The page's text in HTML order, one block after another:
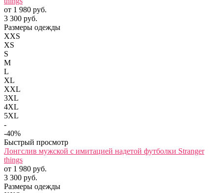
от 1 980 руб.
3 300 руб.
Размеры одежды
XXS
XS
S
M
L
XL
XXL
3XL
4XL
5XL
-
-40%
Быстрый просмотр
Лонгслив мужской с имитацией надетой футболки Stranger
things
от 1 980 руб.
3 300 руб.
Размеры одежды